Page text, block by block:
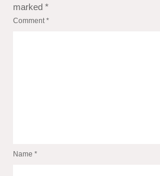
marked*
Comment*
Name*